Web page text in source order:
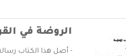
الروضة في
- أصل هذا الكتاب